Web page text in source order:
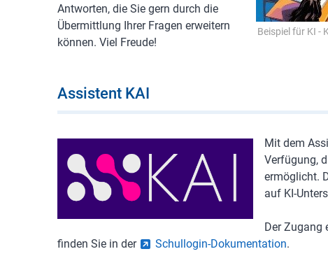
Beispiel für KI -
Antworten, die Sie gern durch die
Übermittlung Ihrer Fragen erweitern
können. Viel Freude!
Assistent KAI
Mit dem
Verfügung,
ermöglicht.
auf KI-
Der Zugang
finden Sie in der
Schullogin-Dokumentation.